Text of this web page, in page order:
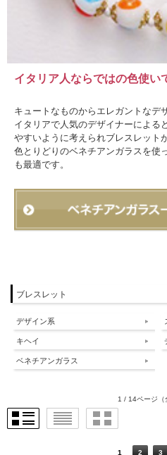
イタリア人ならではの色使い
キュートなものからエレガントなデ
イタリアで人気のデザイナーによる
やすいように考えられブレスレット
色とりどりのベネチアンガラスを使
も最適です。
ブレスレット
デザイン系
キヘイ
ベネチアンガラス
1 / 14ページ
1 2 3